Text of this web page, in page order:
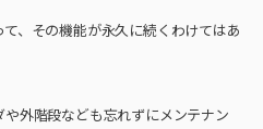
、その機能が永久に続くわけてはあ
外階段なども忘れずにメンテナン